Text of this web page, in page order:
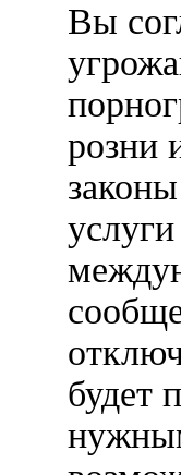
Вы
розни
будет